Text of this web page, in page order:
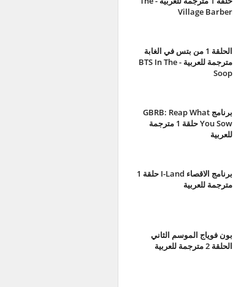
Village Barber
الحلقة 1 من بتس في الغابة
مترجمة للعربية - BTS In The
Soop
برنامج GBRB: Reap What
You Sow حلقة 1 مترجمة
للعربية
برنامج الاقصاء I-Land حلقة 1
مترجمة للعربية
بون فوياج الموسم الثاني
الحلقة 2 مترجمة للعربية